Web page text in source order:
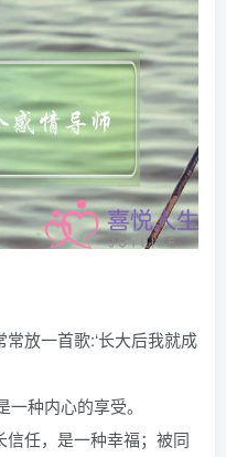
放一首歌:‘长大后我就成
种内心的享受。
任，是一种幸福；被同